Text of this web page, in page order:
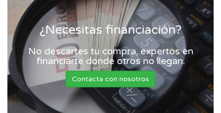
¿Necesitas financiación?
No descartes tu compra, expertos en
financiarte donde otros no llegan.
Contacta con nosotros